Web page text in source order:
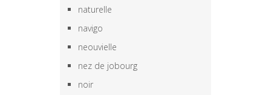
naturelle
navigo
neouvielle
nez de jobourg
noir